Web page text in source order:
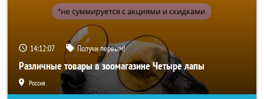
14:12:05 Получи первым!
Различные товары в зоомагазине Четыре лапы
Россия